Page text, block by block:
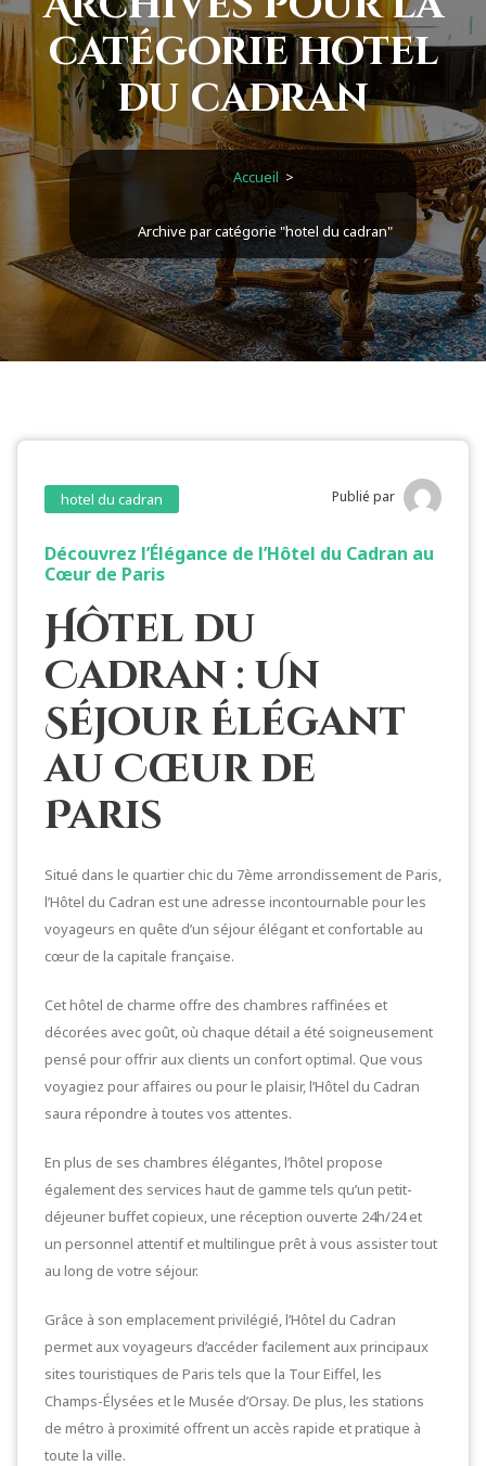
catégorie hotel
du cadran
Accueil >
Archive par catégorie "hotel du cadran"
hotel du cadran Publié par
Découvrez l’Élégance de l’Hôtel du Cadran au
Cœur de Paris
Hôtel du
Cadran : Un
Séjour Élégant
au Cœur de
Paris
Situé dans le quartier chic du 7ème arrondissement de Paris,
l’Hôtel du Cadran est une adresse incontournable pour les
voyageurs en quête d’un séjour élégant et confortable au
cœur de la capitale française.
Cet hôtel de charme offre des chambres raffinées et
décorées avec goût, où chaque détail a été soigneusement
pensé pour offrir aux clients un confort optimal. Que vous
voyagiez pour affaires ou pour le plaisir, l’Hôtel du Cadran
saura répondre à toutes vos attentes.
En plus de ses chambres élégantes, l’hôtel propose
également des services haut de gamme tels qu’un petit-
déjeuner buffet copieux, une réception ouverte 24h/24 et
un personnel attentif et multilingue prêt à vous assister tout
au long de votre séjour.
Grâce à son emplacement privilégié, l’Hôtel du Cadran
permet aux voyageurs d’accéder facilement aux principaux
sites touristiques de Paris tels que la Tour Eiffel, les
Champs-Élysées et le Musée d’Orsay. De plus, les stations
de métro à proximité offrent un accès rapide et pratique à
toute la ville.